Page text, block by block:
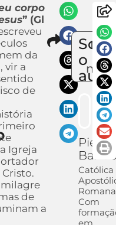
corpo
” (Gl
da
vir a
de
Igreja
milagre
de
a
o
Pietra
Católica
Com